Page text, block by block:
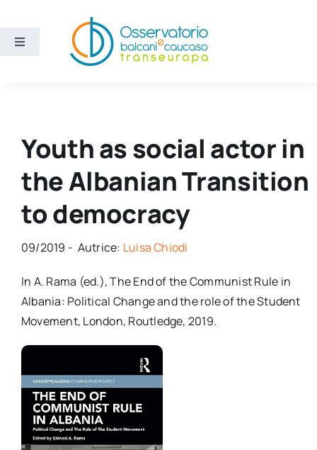
contenuto
Toggle
Ricerca e divulgazione
Sezioni
Cerca
per:
Youth as social actor in
the Albanian Transition
to democracy
09/2019 - Autrice: Luisa Chiodi
In A. Rama (ed.), The End of the Communist Rule in
Albania: Political Change and the role of the Student
Movement, London, Routledge, 2019.